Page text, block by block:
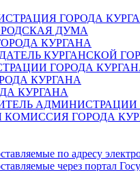
ГОРОДА
ДУМА
КУРГАНА
КУРГАНСКОЙ
ГОРОДА
КУРГАНА
КУРГАНА
АДМИНИСТРАЦИИ
КОМИССИЯ ГОРОДА
по адресу
через портал